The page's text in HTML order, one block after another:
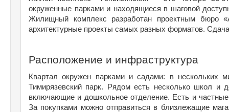
окруженные парками и находящиеся в шаговой
Жилищный комплекс разработан проектным бюро
архитектурные проекты самых разных форматов.
Расположение и инфраструктура
Квартал окружен парками и садами: в нескольких
Тимирязевский парк. Рядом есть несколько школ и
включающие и дошкольное отделение. Есть и частные
За покупками можно отправиться в близлежащие